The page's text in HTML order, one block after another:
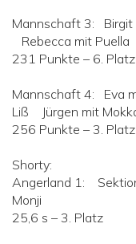
Mannschaft 3:
Rebecca mit
231 Punkte – 6. Platz
Mannschaft 4: Eva
Liß Jürgen mit
256 Punkte – 3. Platz
Shorty:
Angerland 1:
Monji
25,6 s – 3. Platz